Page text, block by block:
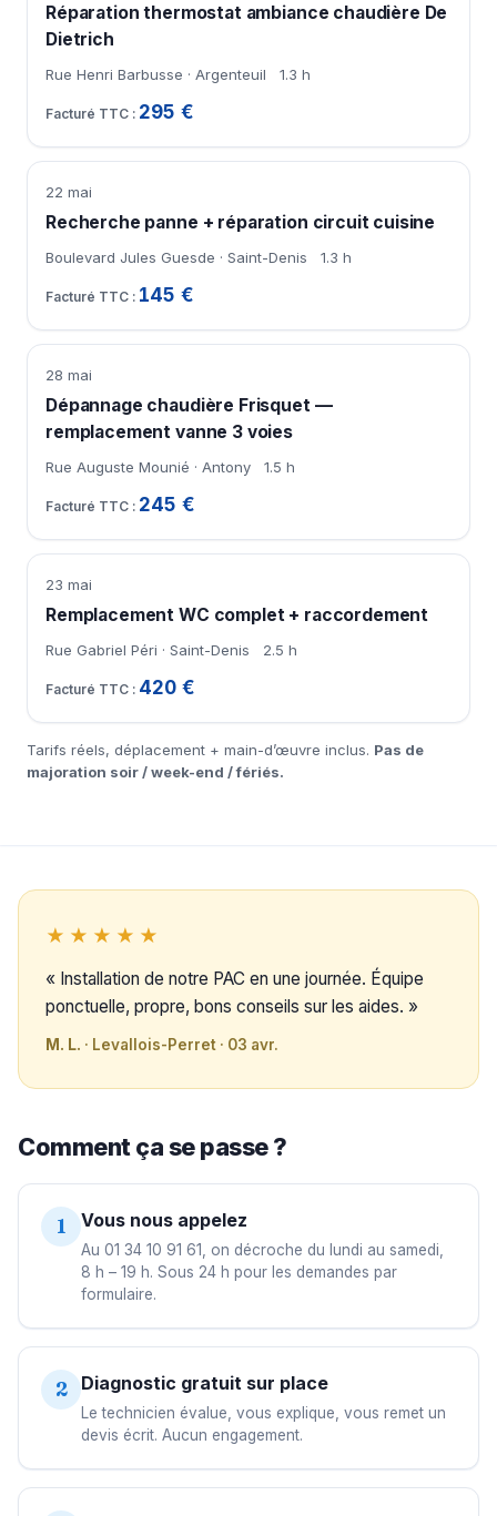
Réparation thermostat ambiance chaudière De
Dietrich
Rue Henri Barbusse · Argenteuil 1.3 h
295 €
22 mai
Recherche panne + réparation circuit cuisine
Boulevard Jules Guesde · Saint-Denis 1.3 h
145 €
28 mai
Dépannage chaudière Frisquet —
remplacement vanne 3 voies
Rue Auguste Mounié · Antony 1.5 h
245 €
23 mai
Remplacement WC complet + raccordement
Rue Gabriel Péri · Saint-Denis 2.5 h
420 €
Tarifs réels, déplacement + main-d’œuvre inclus. Pas de
majoration soir / week-end / fériés.
★★★★★
« Installation de notre PAC en une journée. Équipe
ponctuelle, propre, bons conseils sur les aides. »
M. L. · Levallois-Perret · 03 avr.
Comment ça se passe ?
1 Vous nous appelez
Au 01 34 10 91 61, on décroche du lundi au samedi,
8 h – 19 h. Sous 24 h pour les demandes par
formulaire.
2 Diagnostic gratuit sur place
Le technicien évalue, vous explique, vous remet un
devis écrit. Aucun engagement.